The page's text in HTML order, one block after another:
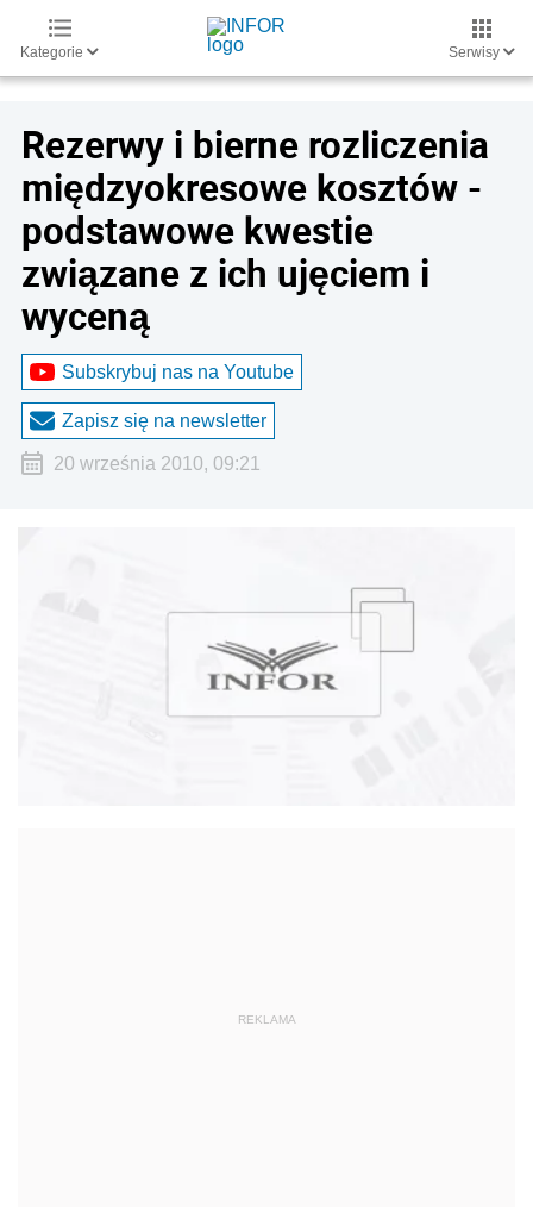
Kategorie Serwisy
Rezerwy i bierne rozliczenia
międzyokresowe kosztów -
podstawowe kwestie
związane z ich ujęciem i
wyceną
Subskrybuj nas na Youtube
Zapisz się na newsletter
20 września 2010, 09:21